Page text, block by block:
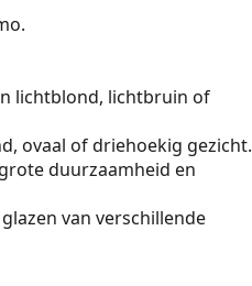
lichtblond, lichtbruin of
ovaal of driehoekig gezicht.
duurzaamheid en
van verschillende